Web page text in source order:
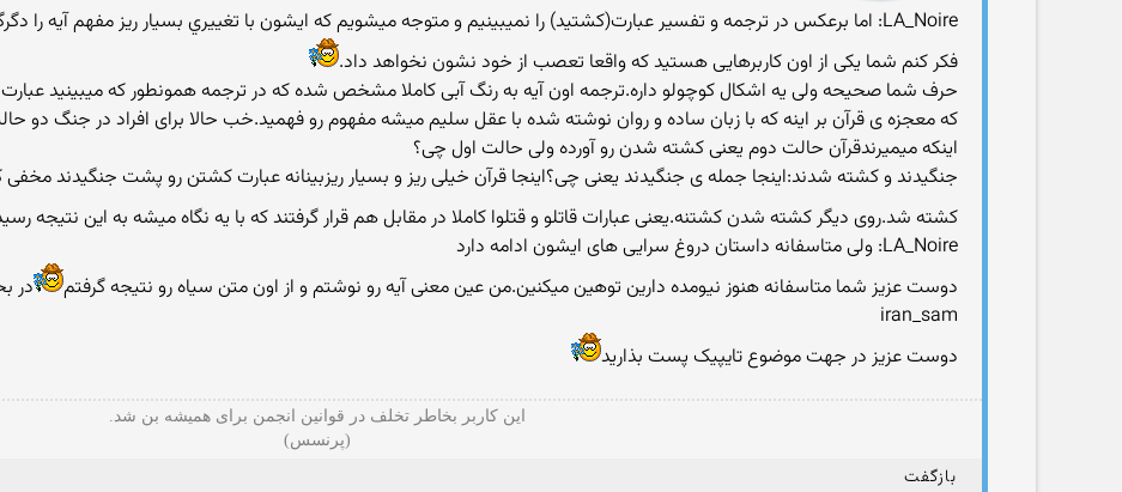
LA_Noire: اما برعكس در ترجمه و تفسير عبارت(كشتيد) را نميبينيم و متوجه ميشويم كه ايشون با تغييري بسيار ريز مفهم آيه را دگرگون كردند!
فکر کنم شما یکی از اون کاربرهایی هستید که واقعا تعصب از خود نشون نخواهد داد.
حرف شما صحیحه ولی یه اشکال کوچولو داره.ترجمه اون آیه به رنگ آبی کاملا مشخص شده که در ترجمه همونطور که میبینید عبارت
که معجزه ی قرآن بر اینه که با زبان ساده و روان نوشته شده با عقل سلیم میشه مفهوم رو فهمید.خب حالا برای افراد در جنگ دو
اینکه میمیرندقرآن حالت دوم یعنی کشته شدن رو آورده ولی حالت اول چی؟
جنگیدند و کشته شدند:اینجا جمله ی جنگیدند یعنی چی؟اینجا قرآن خیلی ریز و بسیار ریزبینانه عبارت کشتن رو پشت جنگیدند
کشته شد.روی دیگر کشته شدن کشتنه.یعنی عبارات قاتلو و قتلوا کاملا در مقابل هم قرار گرفتند که با یه نگاه میشه به این نتیجه
LA_Noire: ولی متاسفانه داستان دروغ سرایی های ایشون ادامه دارد
دوست عزیز شما متاسفانه هنوز نیومده دارین توهین میکنین.من عین معنی آیه رو نوشتم و از اون متن سیاه رو نتیجه گرفتم
در
iran_sam
دوست عزیز در جهت موضوع تایپیک پست بذارید
این کاربر بخاطر تخلف در قوانین انجمن برای همیشه بن شد.
(پرنسس)
بازگفت